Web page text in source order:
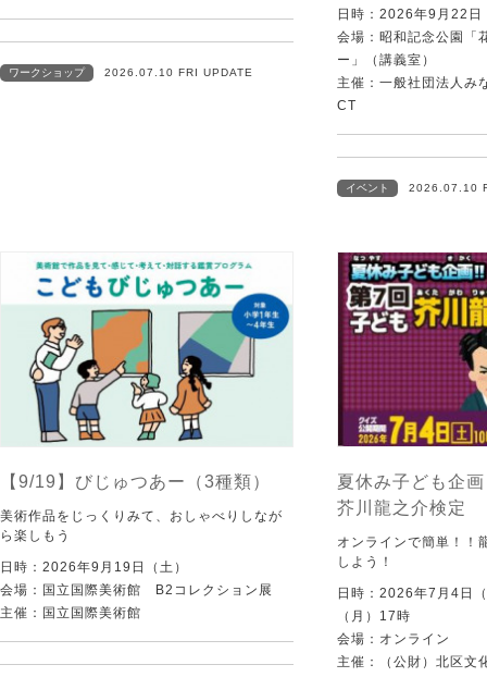
ワークショップ 2026.07.10 FRI UPDATE
日時：2026年9月22日
会場：昭和記念公園「
ー」（講義室）
主催：一般社団法人み
CT
イベント 2026.07.10
【9/19】びじゅつあー（3種類）
美術作品をじっくりみて、おしゃべりしなが
ら楽しもう
日時：2026年9月19日（土）
会場：国立国際美術館 B2コレクション展
主催：国立国際美術館
夏休み子ども企
芥川龍之介検定
オンラインで簡単！！
しよう！
日時：2026年7月4日
（月）17時
会場：オンライン
主催：（公財）北区